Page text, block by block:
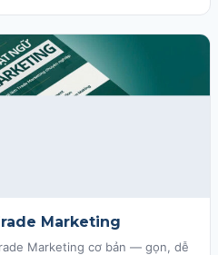
Marketing
Marketing cơ bản — gọn, dễ